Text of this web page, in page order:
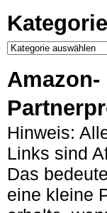
Kategorien
Amazon-
Hinweis:
Links sind
Das
eine kleine